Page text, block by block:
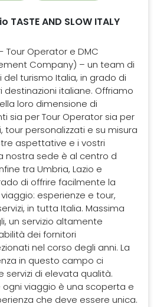
AND SLOW ITALY
Tour Operator e DMC
Company) – un team di
turismo Italia, in grado di
italiane. Offriamo
loro dimensione di
sia per Tour Operator sia per
tour personalizzati e su misura
aspettative e i vostri
nostra sede è al centro d
tra Umbria, Lazio e
di offrire facilmente la
esperienze e tour,
in tutta Italia. Massima
un servizio altamente
dei fornitori
nel corso degli anni. La
in questo campo ci
di elevata qualità.
viaggio è una scoperta e
che deve essere unica.